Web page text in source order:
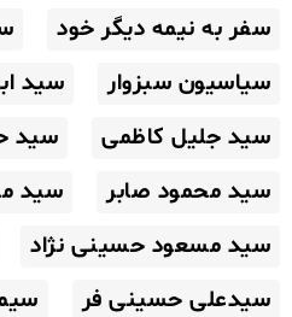
سفر به نیمه دیگر خود
سیاسیون سبزوار
سید
سید جلیل کاظمی
سید
سید محمود صابر
سید
سید مسعود حسینی نژاد
سیدعلی حسینی فر